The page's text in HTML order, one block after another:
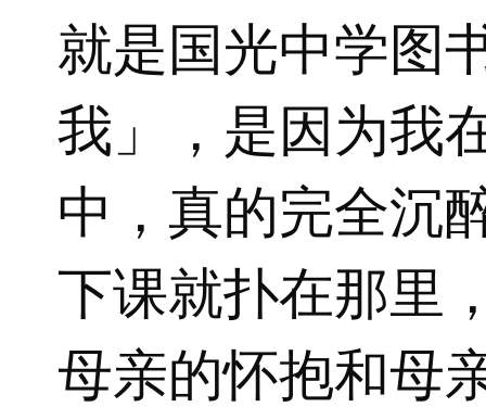
就是国光中学图
我」，是因为我
中，真的完全沉
下课就扑在那里
母亲的怀抱和母